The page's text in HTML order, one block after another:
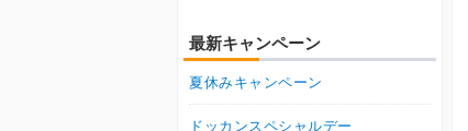
最新キャンペーン
夏休みキャンペーン
ドッカンスペシャルデー